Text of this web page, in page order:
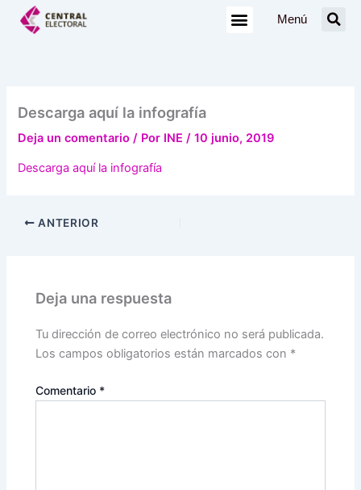
Menú
Descarga aquí la infografía
Deja un comentario / Por INE/10 junio, 2019
Descarga aquí la infografía
ANTERIOR
Deja una respuesta
Tu dirección de correo electrónico no será publicada.
Los campos obligatorios están marcados con *
Comentario *